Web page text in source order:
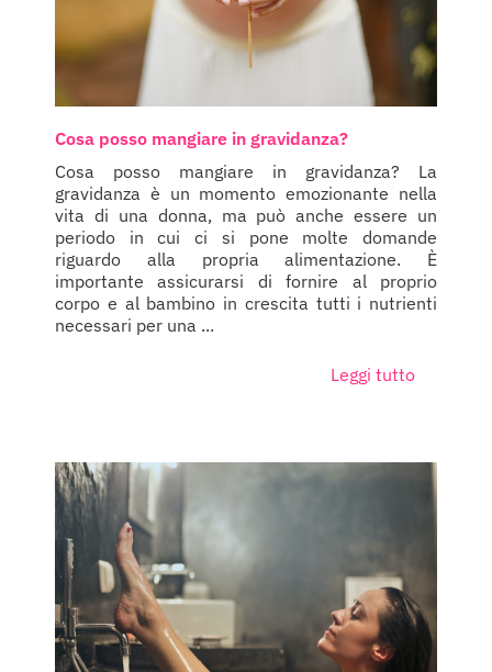
Cosa posso mangiare in gravidanza?
Cosa posso mangiare in gravidanza? La
gravidanza è un momento emozionante nella
vita di una donna, ma può anche essere un
periodo in cui ci si pone molte domande
riguardo alla propria alimentazione. È
importante assicurarsi di fornire al proprio
corpo e al bambino in crescita tutti i nutrienti
necessari per una ...
Leggi tutto